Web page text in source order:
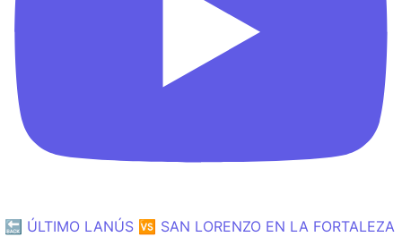
🔙 ÚLTIMO LANÚS 🆚 SAN LORENZO EN LA FORTALEZA